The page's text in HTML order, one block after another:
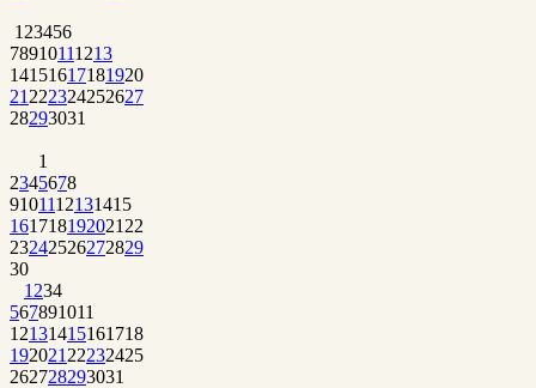
1 23456
78910111213
14151617181920
21 222324252627
28293031
1
2345678
9101112131415
161718192021 22
23242526272829
30
1 234
567891011
12131415161718
192021 22232425
262728293031